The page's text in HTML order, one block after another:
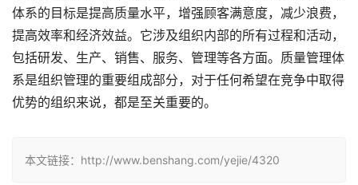
体系的目标是提高质量水平，增强顾客满意度，减少浪费，
提高效率和经济效益。它涉及组织内部的所有过程和活动，
包括研发、生产、销售、服务、管理等各方面。质量管理体
系是组织管理的重要组成部分，对于任何希望在竞争中取得
优势的组织来说，都是至关重要的。
本文链接：http://www.benshang.com/yejie/4320